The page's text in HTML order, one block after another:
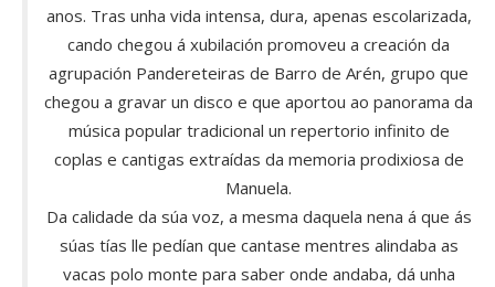
anos. Tras unha vida intensa, dura, apenas escolarizada,
cando chegou á xubilación promoveu a creación da
agrupación Pandereteiras de Barro de Arén, grupo que
chegou a gravar un disco e que aportou ao panorama da
música popular tradicional un repertorio infinito de
coplas e cantigas extraídas da memoria prodixiosa de
Manuela.
Da calidade da súa voz, a mesma daquela nena á que ás
súas tías lle pedían que cantase mentres alindaba as
vacas polo monte para saber onde andaba, dá unha